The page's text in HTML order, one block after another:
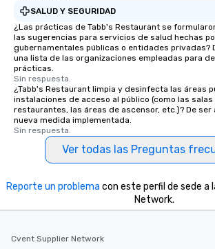
SALUD Y SEGURIDAD
¿Las prácticas de Tabb's Restaurant se
las sugerencias para servicios de salud hechas
gubernamentales públicas o entidades privadas?
una lista de las organizaciones empleadas para
prácticas.
Sin respuesta.
¿Tabb's Restaurant limpia y desinfecta las áreas
instalaciones de acceso al público (como las salas
restaurantes, las áreas de ascensor, etc.)? De
nueva medida implementada.
Sin respuesta.
Ver todas las Preguntas
Reporte un problema con este perfil de sede a
Network.
Cvent Supplier Network